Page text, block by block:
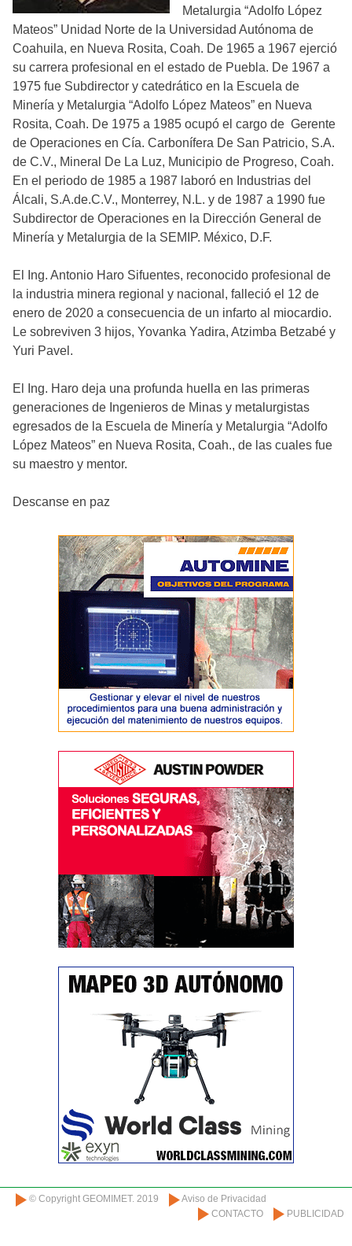
Metalurgia “Adolfo López
Mateos” Unidad Norte de la Universidad Autónoma de
Coahuila, en Nueva Rosita, Coah. De 1965 a 1967 ejerció
su carrera profesional en el estado de Puebla. De 1967 a
1975 fue Subdirector y catedrático en la Escuela de
Minería y Metalurgia “Adolfo López Mateos” en Nueva
Rosita, Coah. De 1975 a 1985 ocupó el cargo de Gerente
de Operaciones en Cía. Carbonífera De San Patricio, S.A.
de C.V., Mineral De La Luz, Municipio de Progreso, Coah.
En el periodo de 1985 a 1987 laboró en Industrias del
Álcali, S.A.de.C.V., Monterrey, N.L. y de 1987 a 1990 fue
Subdirector de Operaciones en la Dirección General de
Minería y Metalurgia de la SEMIP. México, D.F.
El Ing. Antonio Haro Sifuentes, reconocido profesional de
la industria minera regional y nacional, falleció el 12 de
enero de 2020 a consecuencia de un infarto al miocardio.
Le sobreviven 3 hijos, Yovanka Yadira, Atzimba Betzabé y
Yuri Pavel.
El Ing. Haro deja una profunda huella en las primeras
generaciones de Ingenieros de Minas y metalurgistas
egresados de la Escuela de Minería y Metalurgia “Adolfo
López Mateos” en Nueva Rosita, Coah., de las cuales fue
su maestro y mentor.
Descanse en paz
© Copyright GEOMIMET. 2019
Aviso de Privacidad
CONTACTO
PUBLICIDAD